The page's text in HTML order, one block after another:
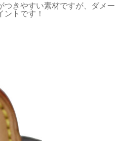
つきやすい素材ですが、ダメー
ントです！